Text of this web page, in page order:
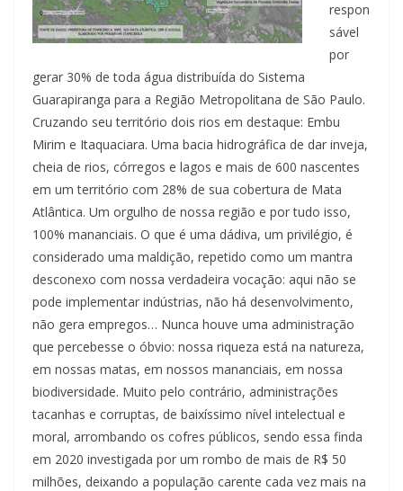
respon
sável
por
gerar 30% de toda água distribuída do Sistema
Guarapiranga para a Região Metropolitana de São Paulo.
Cruzando seu território dois rios em destaque: Embu
Mirim e Itaquaciara. Uma bacia hidrográfica de dar inveja,
cheia de rios, córregos e lagos e mais de 600 nascentes
em um território com 28% de sua cobertura de Mata
Atlântica. Um orgulho de nossa região e por tudo isso,
100% mananciais. O que é uma dádiva, um privilégio, é
considerado uma maldição, repetido como um mantra
desconexo com nossa verdadeira vocação: aqui não se
pode implementar indústrias, não há desenvolvimento,
não gera empregos… Nunca houve uma administração
que percebesse o óbvio: nossa riqueza está na natureza,
em nossas matas, em nossos mananciais, em nossa
biodiversidade. Muito pelo contrário, administrações
tacanhas e corruptas, de baixíssimo nível intelectual e
moral, arrombando os cofres públicos, sendo essa finda
em 2020 investigada por um rombo de mais de R$ 50
milhões, deixando a população carente cada vez mais na